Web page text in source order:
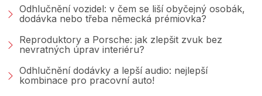
Odhlučnění vozidel: v čem se liší obyčejný osobák,
dodávka nebo třeba německá prémiovka?
Reproduktory a Porsche: jak zlepšit zvuk bez
nevratných úprav interiéru?
Odhlučnění dodávky a lepší audio: nejlepší
kombinace pro pracovní auto!